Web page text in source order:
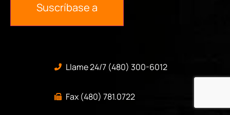
Suscríbase a
Llame 24/7 (480) 300-6012
Fax (480) 781.0722